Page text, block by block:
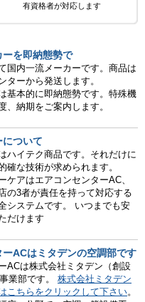
有資格者が対応します
ーを即納態勢で
国内一流メーカーです。商品は
ターから発送します。
基本的に即納態勢です。特殊機
、納期をご案内します。
について
ハイテク商品です。それだけに
確な技術が求められます。
ケアはエアコンセンターAC、
の3者が責任を持って対応する
システムです。 いつまでも安
だけます
ーACはミタデンの空調部です
ACは株式会社ミタデン（創設
業部です。 株式会社ミタデン
こちらをクリックして下さい。